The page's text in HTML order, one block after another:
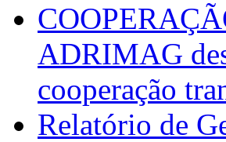
ADRIMAG
cooperação
Relatório de